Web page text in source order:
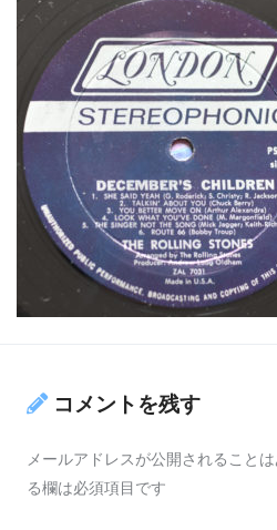
コメントを残す
メールアドレスが公開されることは
る欄は必須項目です